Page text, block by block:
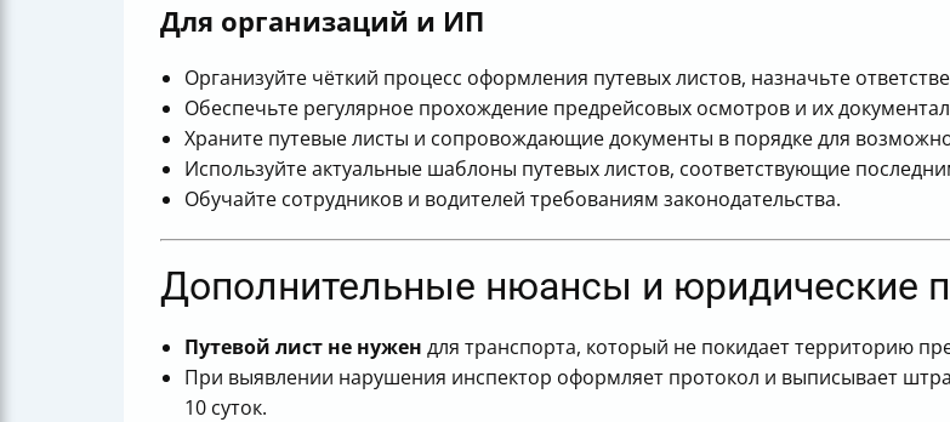
Для организаций и ИП
Организуйте чёткий процесс оформления путевых листов, назначьте
Обеспечьте регулярное прохождение предрейсовых осмотров и их
Храните путевые листы и сопровождающие документы в порядке для
Используйте актуальные шаблоны путевых листов, соответствующие
Обучайте сотрудников и водителей требованиям законодательства.
Дополнительные нюансы и юридические
Путевой лист не нужен для транспорта, который не покидает территорию
При выявлении нарушения инспектор оформляет протокол и выписывает
10 суток.